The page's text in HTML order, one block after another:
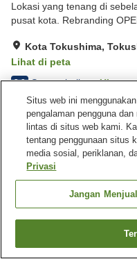
Lokasi yang tenang di
pusat kota. Rebranding
Kota Tokushima,
Lihat di peta
3.9 Sangat baik
Beranda Jepang
Parkside Hotel Tokushima
Situs web ini
pengalaman pengguna
lintas di situs web kami.
tentang penggunaan situs
media sosial, periklanan,
Privasi
Jangan